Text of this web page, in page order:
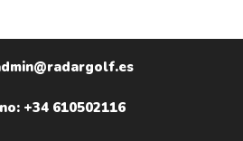
+34 610502116